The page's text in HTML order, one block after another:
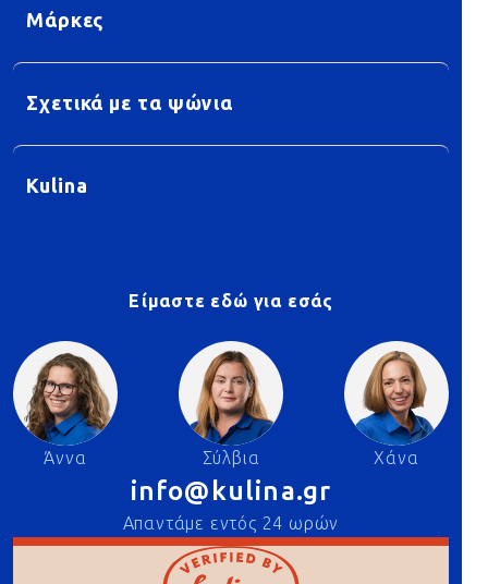
Μάρκες
Σχετικά με τα ψώνια
Kulina
Είμαστε εδώ για εσάς
Άννα Σύλβια Χάνα
info@kulina.gr
Απαντάμε εντός 24 ωρών